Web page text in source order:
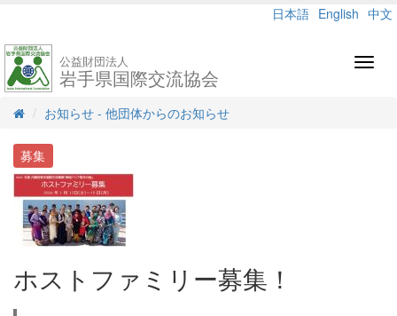
日本語 English 中文
公益財団法人
岩手県国際交流協会
お知らせ - 他団体からのお知らせ
募集
ホストファミリー募集！